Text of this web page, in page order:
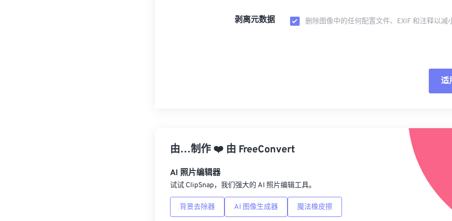
剥离元数据 删除图像中的任何配置文件、EXIF 和注释以减
适
从
另
由…制作 ❤️ 由 FreeConvert
AI 照片编辑器
试试 ClipSnap，我们强大的 AI 照片编辑工具。
背景去除器 AI 图像生成器 魔法橡皮擦